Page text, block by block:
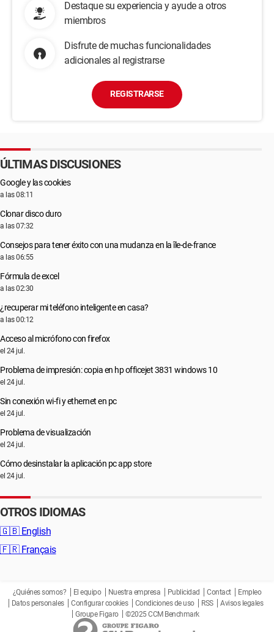
Destaque su experiencia y ayude a otros
miembros
Disfrute de muchas funcionalidades
adicionales al registrarse
REGISTRARSE
ÚLTIMAS DISCUSIONES
Google y las cookies
a las 08:11
Clonar disco duro
a las 07:32
Consejos para tener éxito con una mudanza en la île-de-france
a las 06:55
Fórmula de excel
a las 02:30
¿recuperar mi teléfono inteligente en casa?
a las 00:12
Acceso al micrófono con firefox
el 24 jul.
Problema de impresión: copia en hp officejet 3831 windows 10
el 24 jul.
Sin conexión wi-fi y ethernet en pc
el 24 jul.
Problema de visualización
el 24 jul.
Cómo desinstalar la aplicación pc app store
el 24 jul.
OTROS IDIOMAS
🇬🇧 English
🇫🇷 Français
¿Quiénes somos? El equipo Nuestra empresa Publicidad Contact
Empleo
Datos personales
Configurar cookies Condiciones de uso RSS
Avisos legales
Groupe Figaro
©2025 CCM Benchmark